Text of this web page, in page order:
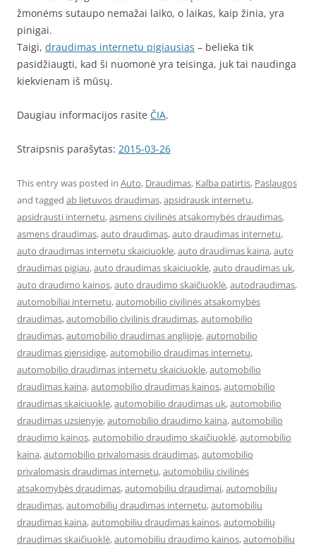
žmonėms sutaupo nemažai laiko, o laikas, kaip žinia, yra
pinigai.
Taigi, draudimas internetu pigiausias – belieka tik
pasidžiaugti, kad ši nuomonė yra teisinga, juk tai naudinga
kiekvienam iš mūsų.
Daugiau informacijos rasite ČIA.
Straipsnis parašytas: 2015-03-26
This entry was posted in Auto, Draudimas, Kalba patirtis, Paslaugos
and tagged ab lietuvos draudimas,apsidrausk internetu,
apsidrausti internetu,asmens civilinės atsakomybės draudimas,
asmens draudimas,auto draudimas,auto draudimas internetu,
auto draudimas internetu skaiciuokle,auto draudimas kaina,auto
draudimas pigiau,auto draudimas skaiciuokle,auto draudimas uk,
auto draudimo kainos,auto draudimo skaičiuoklė,autodraudimas,
automobiliai internetu,automobilio civilinės atsakomybės
draudimas,automobilio civilinis draudimas,automobilio
draudimas,automobilio draudimas anglijoje,automobilio
draudimas gjensidige,automobilio draudimas internetu,
automobilio draudimas internetu skaiciuokle,automobilio
draudimas kaina,automobilio draudimas kainos,automobilio
draudimas skaiciuokle,automobilio draudimas uk,automobilio
draudimas uzsienyje,automobilio draudimo kaina,automobilio
draudimo kainos,automobilio draudimo skaičiuoklė,automobilio
kaina,automobilio privalomasis draudimas,automobilio
privalomasis draudimas internetu,automobilių civilinės
atsakomybės draudimas,automobiliu draudimai,automobilių
draudimas,automobilių draudimas internetu,automobiliu
draudimas kaina,automobiliu draudimas kainos,automobilių
draudimas skaičiuoklė,automobiliu draudimo kainos,automobiliu